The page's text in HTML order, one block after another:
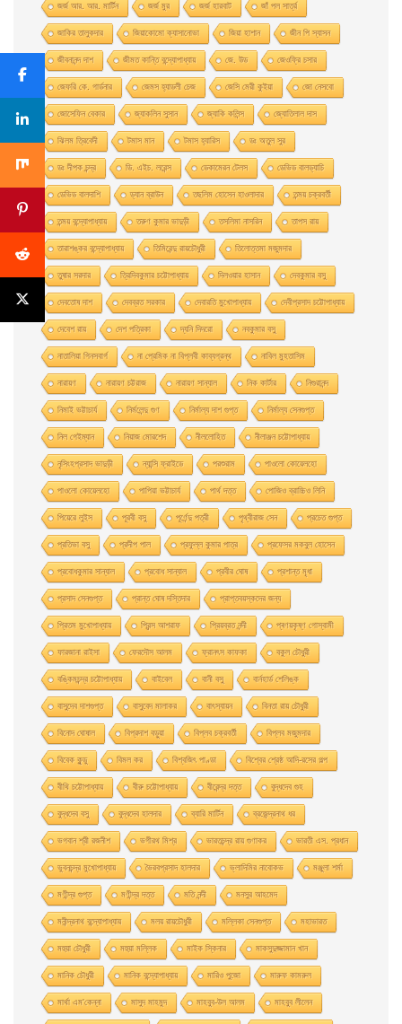
জর্জ আর. আর. মার্টিন জর্জ মুর জর্জ হারবাট জাঁ পল সার্ত্র
জাকির তালুকদার জিয়াকোমাে ক্যাসানােভা জিয়া হাশান জীন পি স্যাসন
জীবনানন্দ দাশ জীমত কান্তি বন্দ্যোপাধ্যায় জে. উড জেওফ্রি চসার
জেফরি কে. গার্ডনার জেমস হ্যাডলী চেজ জেসি মেরী কুইয়া জো নেসবো
জোসেফিন বেকার জ্যাকলিন সুসান জ্যাকি কলিন্স জ্যোতিলাল দাস
ঝিলম ত্রিবেদী টমাস মান টমাস হ্যারিস ডঃ অতুল সুর
ডঃ দীপক চন্দ্র ডি. এইচ. লরেন্স ডেকামেরন টেলস ডেভিড বালড্যাচি
ডেভিড বালদাশি ড্যান ব্রাউন তছলিম হোসেন হাওলাদার তন্ময় চক্রবর্তী
তন্ময় বন্দ্যোপাধ্যায় তরুণ কুমার ভাদুড়ী তসলিমা নাসরিন তাপস রায়
তারাশঙ্কর বন্দ্যোপাধ্যায় তিমিরেন্দু রায়চৌধুরী তিলোত্তমা মজুমদার
তুষার সরদার ত্রিদিবকুমার চট্টোপাধ্যায় দিলওয়ার হাসান দেবকুমার বসু
দেবতোষ দাশ দেবব্রত সরকার দেবারতি মুখােপাধ্যায় দেবীপ্রসাদ চট্টোপাধ্যায়
দেবেশ রায় দেশ পত্রিকা দ্যনি দিদরো নবকুমার বসু
নাতালিয়া গিনসবার্গ না প্রেমিক না বিপ্লবী কাব্যগ্রন্থ নাবিল মুহতাসিম
নারায়ণ নারায়ণ চট্টরাজ নারায়ণ সান্যাল নিক কার্টার নিগুরানন্দ
নিমাই ভট্টাচার্য নির্মলেন্দু গুণ নির্মাল্য দাশ গুপ্ত নির্মাল্য সেনগুপ্ত
নিল গেইম্যান নিয়াজ মোরশেদ নীললােহিত নীলাঞ্জন চট্টোপাধ্যায়
নৃসিংহপ্রসাদ ভাদুড়ী ন্যান্সি ফ্রাইডে পরশুরাম পাওলাে কোয়েলহাে
পাওলাে কোয়েলহো পাপিয়া ভট্টাচার্য পার্থ দত্ত পােজিও ব্রাচ্চিও লিনি
পিয়েরে লুইস পূরবী বসু পূর্ণেন্দু পত্রী পৃথ্বীরাজ সেন প্রচেত গুপ্ত
প্রতিভা বসু প্রদীপ পাল প্রফুল্ল কুমার পাত্র প্রফেসর মকবুল হােসেন
প্রবােধকুমার সান্যাল প্রবােধ সান্যাল প্রবীর ঘােষ প্রশান্ত মৃধা
প্রসাদ সেনগুপ্ত প্রান্ত ঘোষ দস্তিদার প্রাপ্তবয়স্কদের জন্য
প্রিতম মুখোপাধ্যায় প্রিন্স আশরাফ প্রিয়ব্রত নন্দী প্ৰণয়কৃষ্ণ গোস্বামী
ফারজানা রাইসা ফেরদৌস আলম ফ্রানৎস কাফকা বকুল চৌধুরী
বঙ্কিমচন্দ্র চট্টোপাধ্যায় বাইবেল বানী বসু বার্নহার্ড শেলিঙ্ক
বাসুদেব দাশগুপ্ত বাসুবেদ মালাকর বাৎস্যায়ন বিনতা রায় চৌধুরী
বিনোদ ঘোষাল বিপ্রদাশ বড়ুয়া বিপ্লব চক্রবর্তী বিপ্লব মজুমদার
বিবেক কুন্ডু বিমল কর বিশ্বজিৎ পাণ্ডা বিশ্বের শ্রেষ্ঠ আদি-রসের গল্প
বীথি চট্টোপাধ্যায় বীরু চট্টোপাধ্যায় বীরেন্দ্র দত্ত বুদ্ধদেব গুহ
বুদ্ধদেব বসু বুদ্ধদেব হালদার ব্যারি মার্টিন ব্রজেন্দ্রনাথ ধর
ভগবান শ্রী রজনীশ ভগীরথ মিশ্র ভারতচন্দ্র রায় গুণাকর ভারতী এস. প্রধান
ভুবনচন্দ্র মুখোপাধ্যায় ভৈরবপ্রসাদ হালদার ভ্লাদিমির নাবোকভ মঞ্জুলা শর্মা
মণীন্দ্র গুপ্ত মণীন্দ্র দত্ত মতি নন্দী মনসুর আহমেদ
মনীন্দ্রনাথ বন্দ্যোপাধ্যায় মলয় রায়চৌধুরী মল্লিকা সেনগুপ্ত মহাভারত
মহুয়া চৌধুরী মহুয়া মল্লিক মাইক স্কিনার মাকসুদুজ্জামান খান
মানিক চৌধুরী মানিক বন্দ্যোপাধ্যায় মারিও পুজো মারুফ কামরুল
মার্থা এম'কেন্না মাসুদ মাহমুদ মাহবুব-উল আলম মাহবুব লীলেন